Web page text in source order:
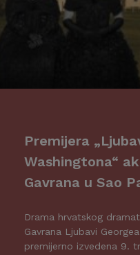
Premijera
Washingtona“
Gavrana u Sao
Drama hrvatskog
Gavrana Ljubavi
premijerno izvedena 9.